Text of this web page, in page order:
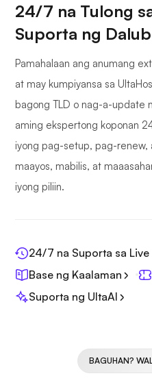
24/7 na Tulong
Suporta ng
Pamahalaan ang anumang
at may kumpiyansa sa
bagong TLD o nag-a-update
aming ekspertong koponan
iyong pag-setup, pag-renew,
maayos, mabilis, at
iyong piliin.
24/7 na Suporta sa Live
Base ng Kaalaman
Suporta ng UltaAI
BAGUHAN?